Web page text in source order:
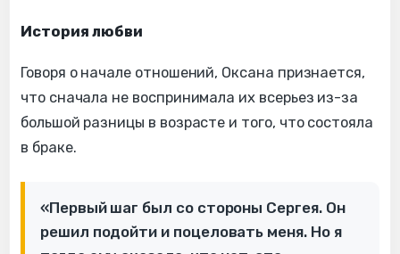
История любви
Говоря о начале отношений, Оксана признается,
что сначала не воспринимала их всерьез из-за
большой разницы в возрасте и того, что состояла
в браке.
«Первый шаг был со стороны Сергея. Он
решил подойти и поцеловать меня. Но я